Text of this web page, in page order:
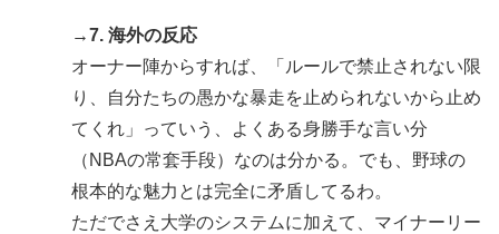
→7. 海外の反応
オーナー陣からすれば、「ルールで禁止されない限
り、自分たちの愚かな暴走を止められないから止め
てくれ」っていう、よくある身勝手な言い分
（NBAの常套手段）なのは分かる。でも、野球の
根本的な魅力とは完全に矛盾してるわ。
ただでさえ大学のシステムに加えて、マイナーリー